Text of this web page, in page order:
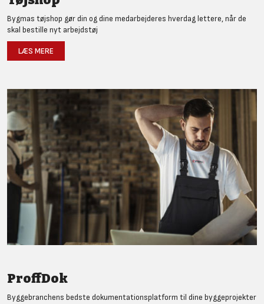
Bygmas tøjshop gør din og dine medarbejderes hverdag lettere, når de
skal bestille nyt arbejdstøj
LÆS MERE
ProffDok
Byggebranchens bedste dokumentationsplatform til dine byggeprojekter